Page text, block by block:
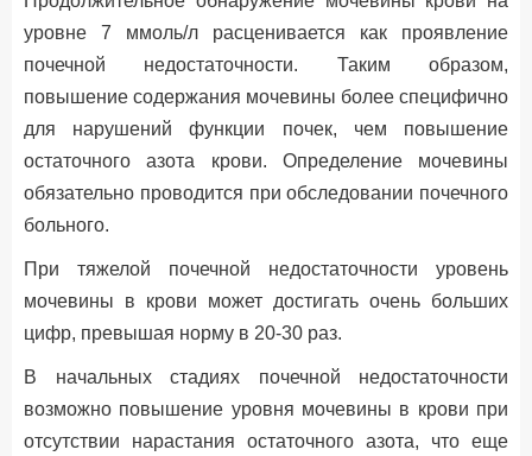
уровне 7 ммоль/л расценивается как проявление
почечной недостаточности. Таким образом,
повышение содержания мочевины более специфично
для нарушений функции почек, чем повышение
остаточного азота крови. Определение мочевины
обязательно проводится при обследовании почечного
больного.
При тяжелой почечной недостаточности уровень
мочевины в крови может достигать очень больших
цифр, превышая норму в 20-30 раз.
В начальных стадиях почечной недостаточности
возможно повышение уровня мочевины в крови при
отсутствии нарастания остаточного азота, что еще